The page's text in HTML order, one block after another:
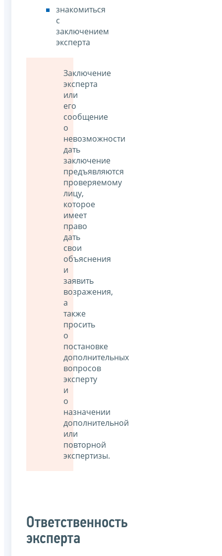
знакомиться
с
заключением
эксперта
Заключение
эксперта
или
его
сообщение
о
невозможности
дать
заключение
предъявляются
проверяемому
лицу,
которое
имеет
право
дать
свои
объяснения
и
заявить
возражения,
а
также
просить
о
постановке
дополнительных
вопросов
эксперту
и
о
назначении
дополнительной
или
повторной
экспертизы.
Ответственность
эксперта